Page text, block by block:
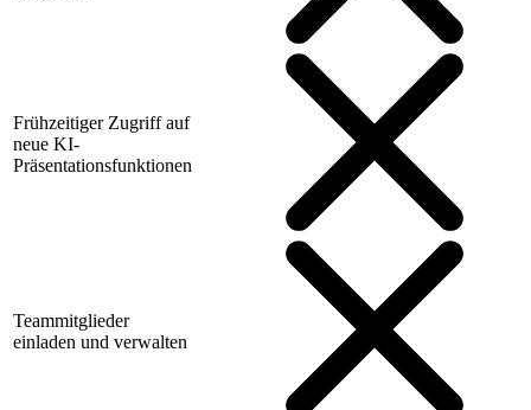
Frühzeitiger Zugriff auf
neue KI-
Präsentationsfunktionen
Teammitglieder
einladen und verwalten